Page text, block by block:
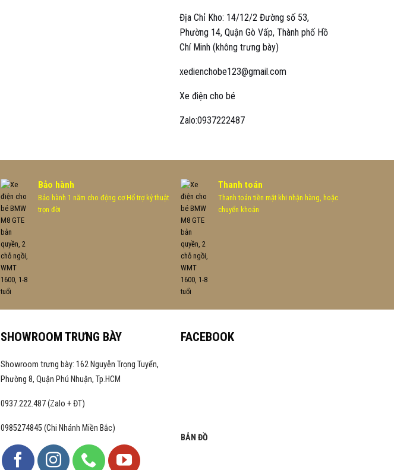
Địa Chỉ Kho: 14/12/2 Đường số 53,
Phường 14, Quận Gò Vấp, Thành phố Hồ
Chí Minh (không trưng bày)
xedienchobe123@gmail.com
Xe điện cho bé
Zalo:0937222487
Bảo hành
Bảo hành 1 năm cho động cơ Hổ trợ kỷ thuật
trọn đời
Thanh toán
Thanh toán tiền mặt khi nhận hàng, hoặc
chuyển khoản
SHOWROOM TRƯNG BÀY
Showroom trưng bày: 162 Nguyễn Trọng Tuyển,
Phường 8, Quận Phú Nhuận, Tp.HCM
0937.222.487 (Zalo + ĐT)
0985274845 (Chi Nhánh Miền Bắc)
FACEBOOK
BẢN ĐỒ